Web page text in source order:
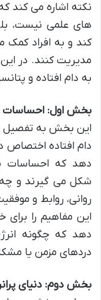
نکته اشاره می کند
های علمی نیست،
کند و به افراد کمک
مدیریت کنند. در
به دام افتاده و
بخش اول: احساسات
این بخش به تفصیل
دام افتاده اختصاص
دهد که احساسات
شکل می گیرند و
روانی، روابط و
این مفاهیم را
دهد که چگونه
دردهای مزمن یا
بخش دوم: دنیای